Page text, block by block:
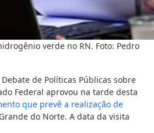
verde no RN. Foto: Pedro
de Políticas Públicas sobre
Federal aprovou na tarde desta
que prevê a realização de
do Norte. A data da visita